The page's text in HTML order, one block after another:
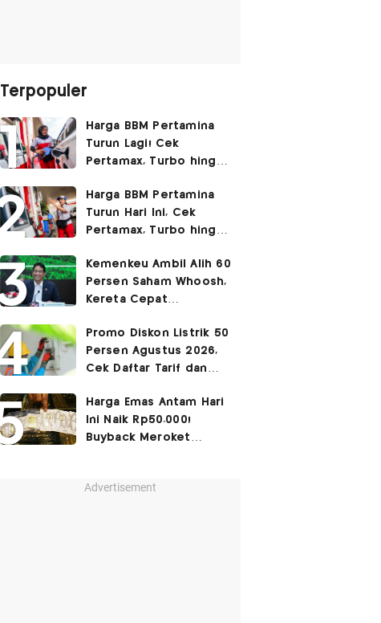
Terpopuler
Harga BBM Pertamina
Turun Lagi! Cek
Pertamax, Turbo hingga
Agustus 2026
Harga BBM Pertamina
Turun Hari Ini, Cek
Pertamax, Turbo hingga
2026
Kemenkeu Ambil Alih 60
Persen Saham Whoosh,
Kereta Cepat
Surabaya
Promo Diskon Listrik 50
Persen Agustus 2026,
Cek Daftar Tarif dan
Harga Emas Antam Hari
Ini Naik Rp50.000!
Buyback Meroket
Advertisement